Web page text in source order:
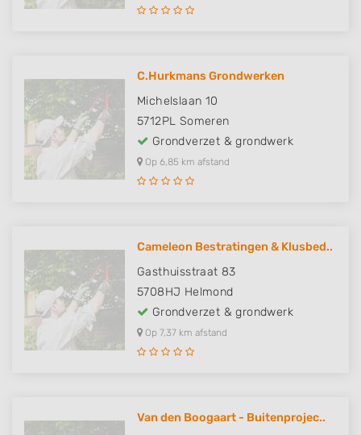
C.Hurkmans Grondwerken
Michelslaan 10
5712PL Someren
Grondverzet & grondwerk
Op 6,85 km afstand
Cameleon Bestratingen & Klusbed..
Gasthuisstraat 83
5708HJ Helmond
Grondverzet & grondwerk
Op 7,37 km afstand
Van den Boogaart - Buitenprojec..